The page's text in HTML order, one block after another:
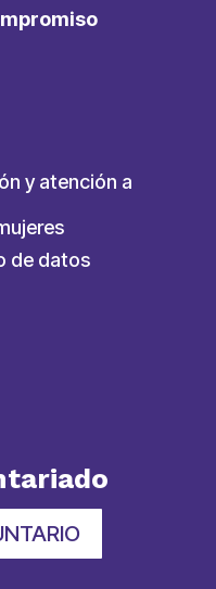
y atención a
de datos